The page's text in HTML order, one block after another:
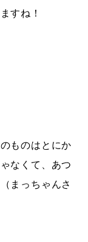
すね！
ものはとにか
なくて、あつ
まっちゃんさ